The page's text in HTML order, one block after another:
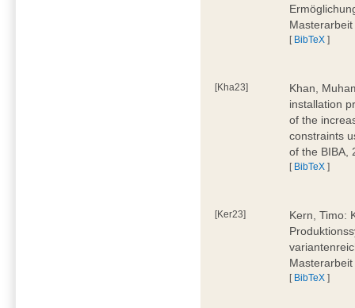
[ BibTeX ]
[Kha23]
Khan,
installation
of the
constraints
of the BIBA,
[ BibTeX ]
[Ker23]
Kern, Timo:
[ BibTeX ]